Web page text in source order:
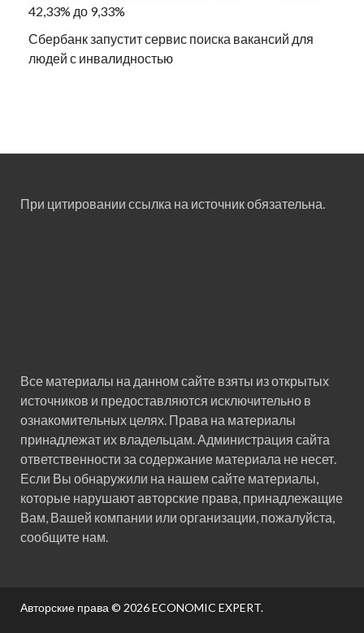
42,33% до 9,33%
Сбербанк запустит сервис поиска вакансий для
людей с инвалидностью
При цитировании ссылка на источник обязательна.
Все материалы на данном сайте взяты из открытых
источников и предоставляются исключительно в
ознакомительных целях. Права на материалы
принадлежат их владельцам. Администрация сайта
ответственности за содержание материала не несет.
Если Вы обнаружили на нашем сайте материалы,
которые нарушают авторские права, принадлежащие
Вам, Вашей компании или организации, пожалуйста,
сообщите нам.
Авторские права © 2026ECONOMIC EXPERT.